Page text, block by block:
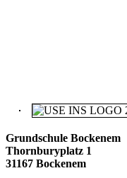
Grundschule Bockenem
Thornburyplatz 1
31167 Bockenem